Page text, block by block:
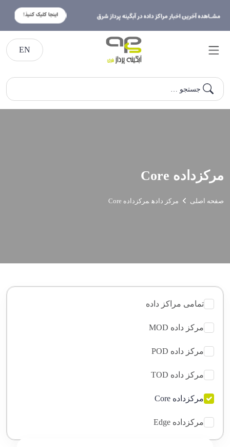
EN
جستجو …
مرکزداده Core
صفحه اصلی مرکز داده مرکزداده Core
تمامی مراکز داده
مرکز داده MOD
مرکز داده POD
مرکز داده TOD
مرکزداده Core
مرکزداده Edge